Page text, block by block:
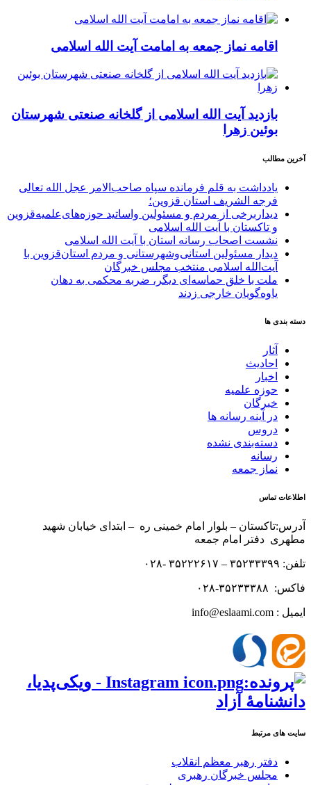
اقامه نماز جمعه به امامت آیت الله اسلامی
بازدید آیت الله اسلامی از گلخانه صنعتی شهرستان
بوئین زهرا
آخرین مطالب
یادداشت به قلم فرمانده سپاه صاحب‌الامر عجل الله تعالی
فرجه الشریف استان قزوین؛
دیداربرخی از مردم و مسئولین واساتید حوزه‌های‌علمیه‌قزوین
و تاکستان با آیت الله اسلامی
نشست اصحاب رسانه استان با آیت الله اسلامی
دیدار مسئولین استانی‌وشهرستانی و مردم‌ استان‌قزوین با
آیت‌الله‌ اسلامی منتخب مجلس‌ خبرگان
ملت با خلق حماسه‌ای دیگر، ضربه محکمی به دهان
یاوه‌گویان خارجی زدند
دسته بندی ها
آثار
احادیث
اخبار
حوزه علمیه
خبرگان
در آینه رسانه ها
دروس
دسته‌بندی نشده
رسانه
نماز جمعه
اطلاعات تماس
آدرس:تاکستان – بلوار امام خمینی ره – ابتدای خیابان شهید
مطهری دفتر امام جمعه
تلفن: ۳۵۲۳۳۳۹۹ – ۳۵۲۲۲۶۱۷ -۰۲۸
فاکس: ۳۵۲۳۳۳۸۸-۰۲۸
ایمیل : info@eslaami.com
سایت های مرتبط
دفتر رهبر معظم انقلاب
مجلس خبرگان رهبری